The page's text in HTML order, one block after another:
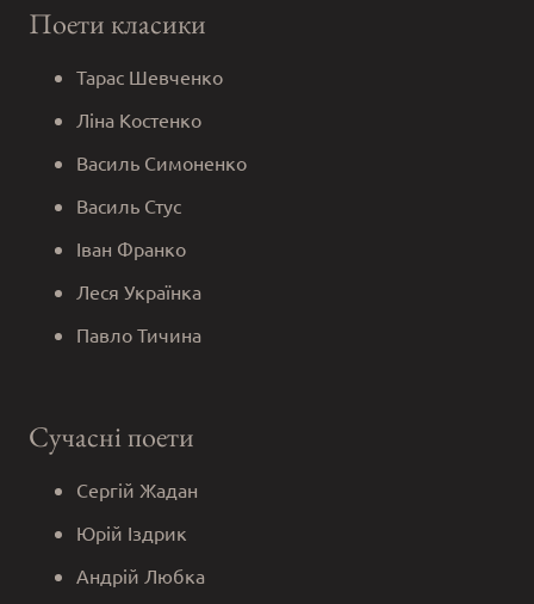
Поети класики
Тарас Шевченко
Ліна Костенко
Василь Симоненко
Василь Стус
Іван Франко
Леся Українка
Павло Тичина
Сучасні поети
Сергій Жадан
Юрій Іздрик
Андрій Любка